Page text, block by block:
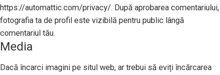
https://automattic.com/privacy/. După aprobarea comentariului,
fotografia ta de profil este vizibilă pentru public lângă
comentariul tău.
Media
Dacă încarci imagini pe situl web, ar trebui să eviți încărcarea